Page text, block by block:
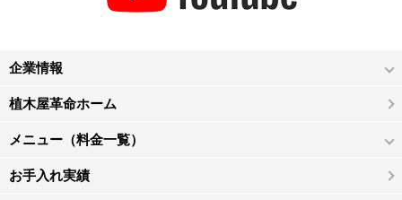
企業情報
植木屋革命ホーム
メニュー（料金一覧）
お手入れ実績